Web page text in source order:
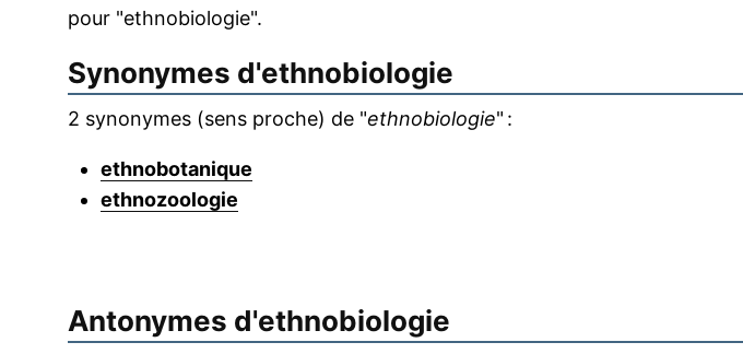
pour "ethnobiologie".
Synonymes d'ethnobiologie
2 synonymes (sens proche) de "ethnobiologie" :
ethnobotanique
ethnozoologie
Antonymes d'ethnobiologie